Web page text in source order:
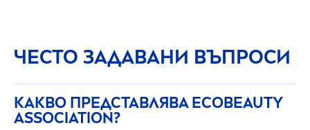
ЧЕСТО ЗАДАВАНИ ВЪПРОСИ
КАКВО ПРЕДСТАВЛЯВА ECOBEAUTY
ASSOCIATION?